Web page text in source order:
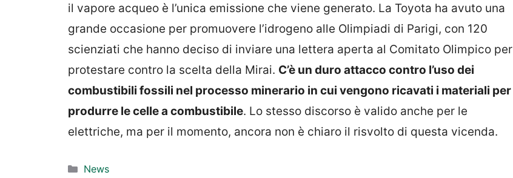
il vapore acqueo è l’unica emissione che viene generato. La Toyota ha avuto una
grande occasione per promuovere l’idrogeno alle Olimpiadi di Parigi, con 120
scienziati che hanno deciso di inviare una lettera aperta al Comitato Olimpico per
protestare contro la scelta della Mirai. C’è un duro attacco contro l’uso dei
combustibili fossili nel processo minerario in cui vengono ricavati i materiali per
produrre le celle a combustibile. Lo stesso discorso è valido anche per le
elettriche, ma per il momento, ancora non è chiaro il risvolto di questa vicenda.
Categorie
News